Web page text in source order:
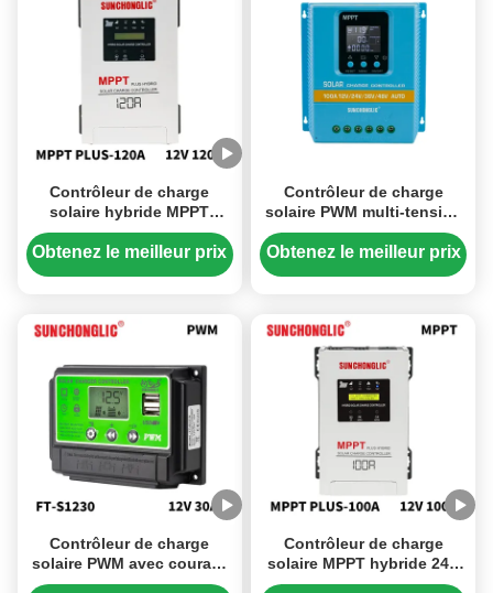
Contrôleur de charge
solaire hybride MPPT
automatique 120A
12V/24V/48V avec fonction
Obtenez le meilleur prix
Contrôleur de charge
solaire PWM multi-tension
100A avec écran LCD pour
usage domestique
Obtenez le meilleur prix
Contrôleur de charge
solaire PWM avec courant
nominal de 30A, écran LCD
Contrôleur de charge
solaire MPPT hybride 24V
avec courant de charge de